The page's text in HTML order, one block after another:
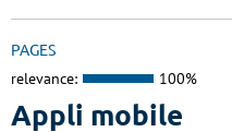
PAGES
relevance: 100%
Appli mobile